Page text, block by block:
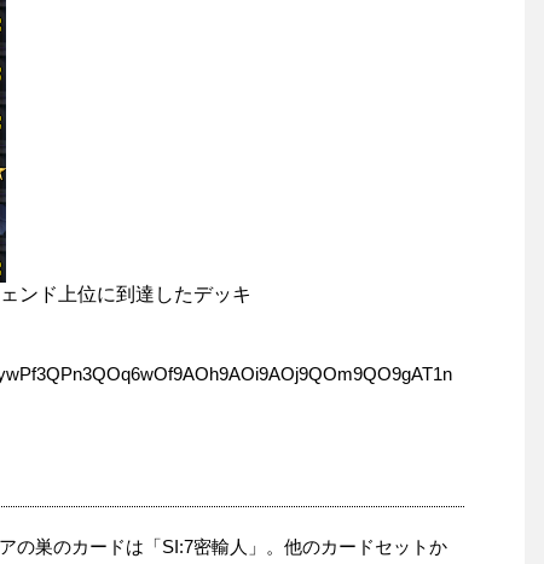
ンド上位に到達したデッキ
の巣のカードは「SI:7密輸人」。他のカードセットか